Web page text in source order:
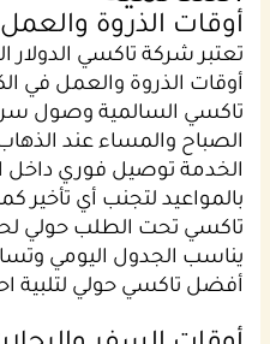
أوقات الذروة والعمل
تعتبر شركة تاكسي الدولار
أوقات الذروة والعمل في
تاكسي السالمية وصول
الصباح والمساء عند
الخدمة توصيل فوري داخل
بالمواعيد لتجنب أي تأخير
تاكسي تحت الطلب حولي
يناسب الجدول اليومي
أفضل تاكسي حولي لتلبية